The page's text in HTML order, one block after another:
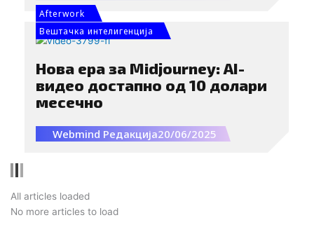
Afterwork
Вештачка интелигенција
Нова ера за Midjourney: AI-
видео достапно од 10 долари
месечно
Webmind Редакција20/06/2025
All articles loaded
No more articles to load